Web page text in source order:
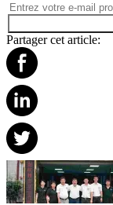
Partager cet article: